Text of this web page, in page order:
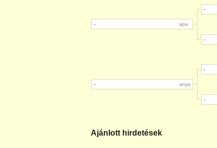
- apa
- anya
-
-
-
-
Ajánlott hirdetések